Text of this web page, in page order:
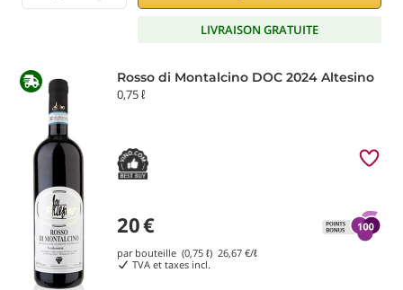
LIVRAISON GRATUITE
Rosso di Montalcino DOC 2024 Altesino
0,75 ℓ
20€
par bouteille (0,75 ℓ) 26,67 €/ℓ
TVA et taxes incl.